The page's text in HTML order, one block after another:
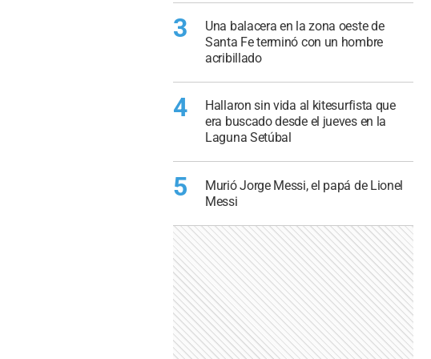
3
Una balacera en la zona oeste de
Santa Fe terminó con un hombre
acribillado
4
Hallaron sin vida al kitesurfista que
era buscado desde el jueves en la
Laguna Setúbal
5
Murió Jorge Messi, el papá de Lionel
Messi